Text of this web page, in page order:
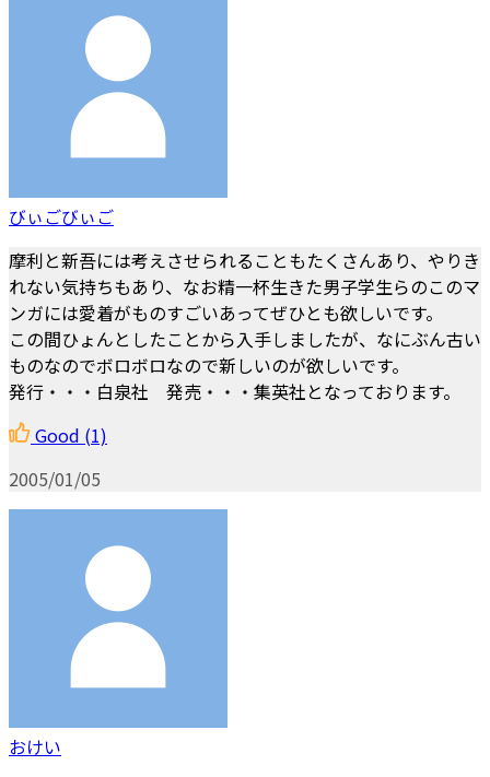
びぃごびぃご
摩利と新吾には考えさせられることもたくさんあり、やりき
れない気持ちもあり、なお精一杯生きた男子学生らのこのマ
ンガには愛着がものすごいあってぜひとも欲しいです。
この間ひょんとしたことから入手しましたが、なにぶん古い
ものなのでボロボロなので新しいのが欲しいです。
発行・・・白泉社 発売・・・集英社となっております。
Good (1)
2005/01/05
おけい